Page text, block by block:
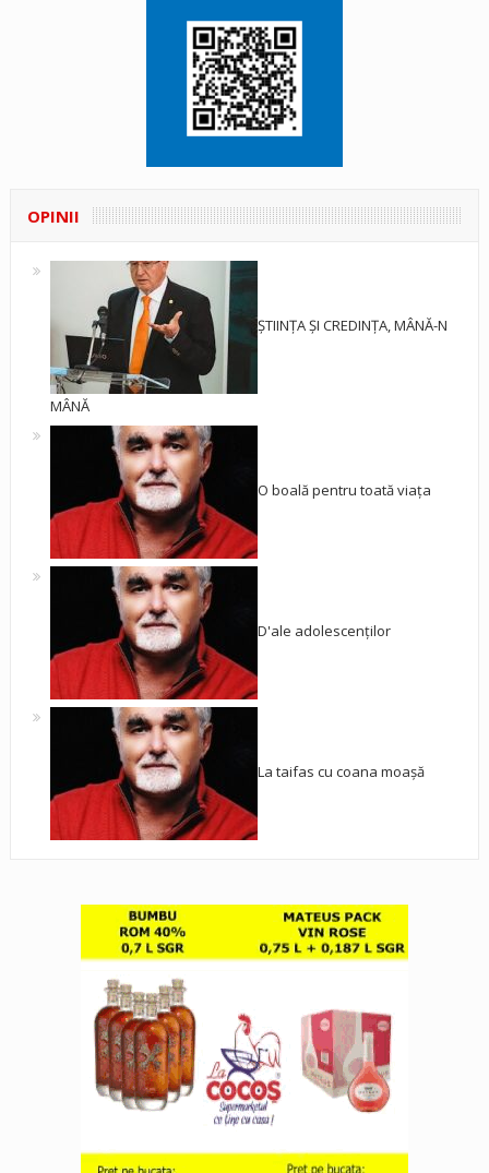
OPINII
ȘTIINȚA ȘI CREDINȚA, MÂNĂ-N
MÂNĂ
O boală pentru toată viața
D'ale adolescenților
La taifas cu coana moașă